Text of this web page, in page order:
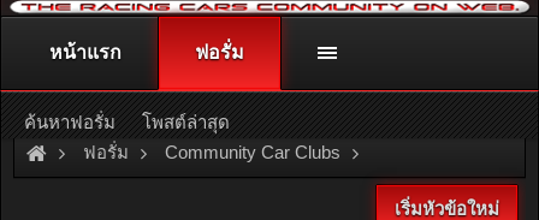
ติดต่อลงโฆษณา racingweb@gmail.comหรือโทร. 081-811-1138
หรืออ่านรายละเอียดเพิ่มเติม คลิกที่นี่
เริ่มหัวข้อใหม่
ฟอรั่ม Community Car Clubs
หน้าแรก ฟอรั่ม
ค้นหาฟอรั่ม โพสต์ล่าสุด